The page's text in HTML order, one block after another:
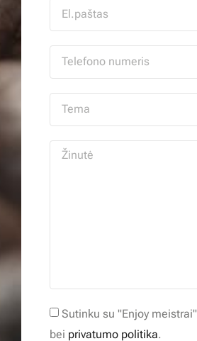
Sutinku su "Enjoy meistrai"
bei privatumo politika.